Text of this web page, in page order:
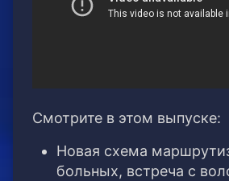
Смотрите в этом выпуске:
Новая схема
больных, встреча с